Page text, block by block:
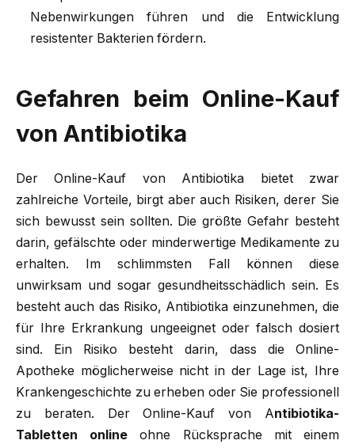
Nebenwirkungen führen und die Entwicklung
resistenter Bakterien fördern.
Gefahren beim Online-Kauf
von Antibiotika
Der Online-Kauf von Antibiotika bietet zwar
zahlreiche Vorteile, birgt aber auch Risiken, derer Sie
sich bewusst sein sollten. Die größte Gefahr besteht
darin, gefälschte oder minderwertige Medikamente zu
erhalten. Im schlimmsten Fall können diese
unwirksam und sogar gesundheitsschädlich sein. Es
besteht auch das Risiko, Antibiotika einzunehmen, die
für Ihre Erkrankung ungeeignet oder falsch dosiert
sind. Ein Risiko besteht darin, dass die Online-
Apotheke möglicherweise nicht in der Lage ist, Ihre
Krankengeschichte zu erheben oder Sie professionell
zu beraten. Der Online-Kauf von Antibiotika-
Tabletten online ohne Rücksprache mit einem